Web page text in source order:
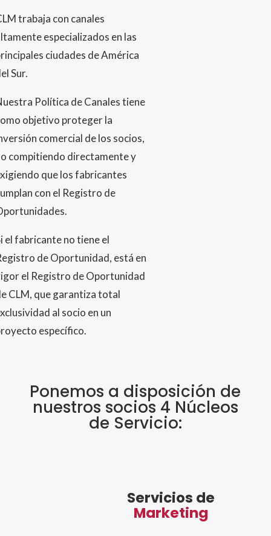
trabaja con canales
especializados en las
ciudades de América
Sur.
Política de Canales tiene
objetivo proteger la
comercial de los socios,
compitiendo directamente y
que los fabricantes
con el Registro de
el fabricante no tiene el
de Oportunidad, está en
el Registro de Oportunidad
CLM, que garantiza total
al socio en un
específico.
Ponemos a disposición de
nuestros socios 4 Núcleos
de Servicio:
Servicios de
Marketing